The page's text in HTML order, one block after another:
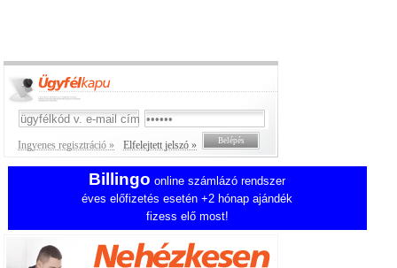
Ingyenes regisztráció » Elfelejtett jelszó »
Billingo online számlázó rendszer
éves előfizetés esetén +2 hónap ajándék
fizess elő most!